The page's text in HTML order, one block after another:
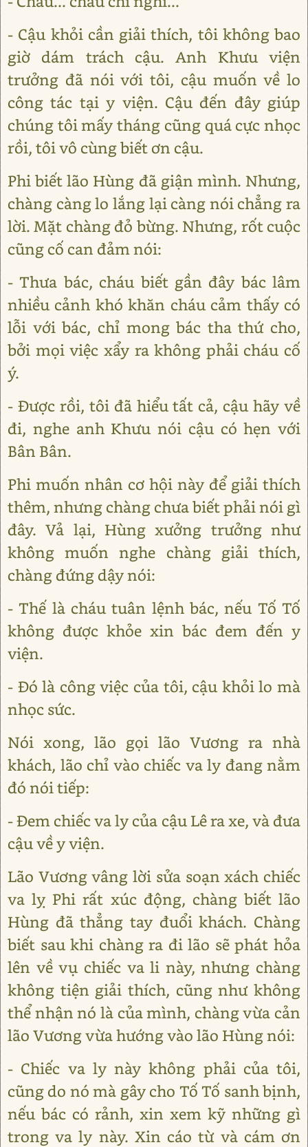
- Cậu khỏi cần giải thích, tôi không bao
giờ dám trách cậu. Anh Khưu viện
trưởng đã nói với tôi, cậu muốn về lo
công tác tại y viện. Cậu đến đây giúp
chúng tôi mấy tháng cũng quá cực nhọc
rồi, tôi vô cùng biết ơn cậu.
Phi biết lão Hùng đã giận mình. Nhưng,
chàng càng lo lắng lại càng nói chẳng ra
lời. Mặt chàng đỏ bừng. Nhưng, rốt cuộc
cũng cố can đảm nói:
- Thưa bác, cháu biết gần đây bác lâm
nhiều cảnh khó khăn cháu cảm thấy có
lỗi với bác, chỉ mong bác tha thứ cho,
bởi mọi việc xẩy ra không phải cháu cố
ý.
- Được rồi, tôi đã hiểu tất cả, cậu hãy về
đi, nghe anh Khưu nói cậu có hẹn với
Bân Bân.
Phi muốn nhân cơ hội này để giải thích
thêm, nhưng chàng chưa biết phải nói gì
đây. Vả lại, Hùng xưởng trưởng như
không muốn nghe chàng giải thích,
chàng đứng dậy nói:
- Thế là cháu tuân lệnh bác, nếu Tố Tố
không được khỏe xin bác đem đến y
viện.
- Đó là công việc của tôi, cậu khỏi lo mà
nhọc sức.
Nói xong, lão gọi lão Vương ra nhà
khách, lão chỉ vào chiếc va ly đang nằm
đó nói tiếp:
- Đem chiếc va ly của cậu Lê ra xe, và đưa
cậu về y viện.
Lão Vương vâng lời sửa soạn xách chiếc
va lỵ Phi rất xúc động, chàng biết lão
Hùng đã thẳng tay đuổi khách. Chàng
biết sau khi chàng ra đi lão sẽ phát hỏa
lên về vụ chiếc va li này, nhưng chàng
không tiện giải thích, cũng như không
thể nhận nó là của mình, chàng vừa cản
lão Vương vừa hướng vào lão Hùng nói:
- Chiếc va ly này không phải của tôi,
cũng do nó mà gây cho Tố Tố sanh bịnh,
nếu bác có rảnh, xin xem kỹ những gì
trong va ly này. Xin cáo từ và cám ơn